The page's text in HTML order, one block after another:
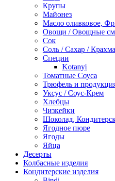
Крупы
Майонез
Масло оливковое,
Овощи / Овощные
Сок
Соль / Сахар /
Специи
Kotanyi
Томатные Соуса
Трюфель и
Уксус / Соус-Крем
Хлебцы
Чизкейки
Шоколад,
Ягодное пюре
Ягоды
Яйца
Десерты
Колбасные изделия
Кондитерские изделия